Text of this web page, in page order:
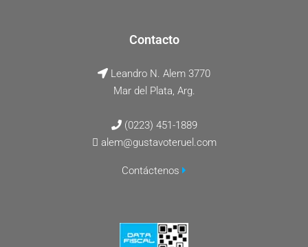
Contacto
Leandro N. Alem 3770
Mar del Plata, Arg.
(0223) 451-1889
alem@gustavoteruel.com
Contáctenos